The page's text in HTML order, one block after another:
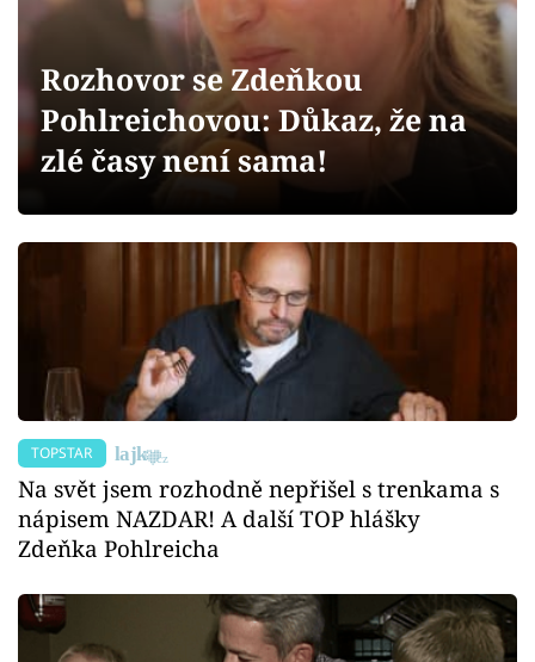
Videa
Sledujte prima+
Rozhovor se Zdeňkou
Pohlreichovou: Důkaz, že na
zlé časy není sama!
TOPSTAR
Na svět jsem rozhodně nepřišel s trenkama s
nápisem NAZDAR! A další TOP hlášky
Zdeňka Pohlreicha